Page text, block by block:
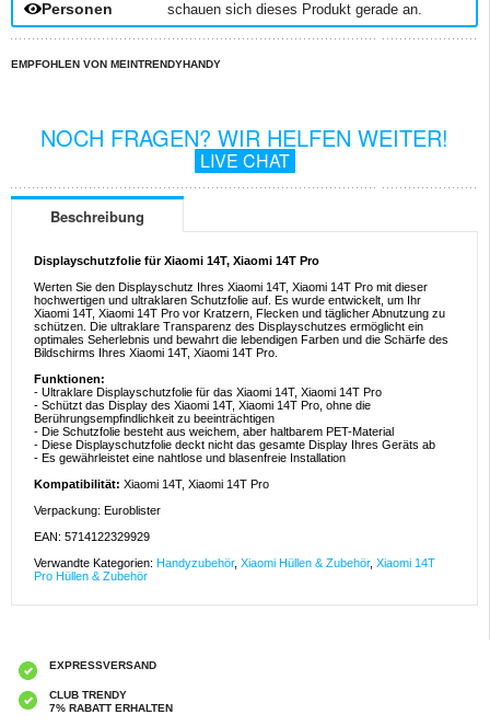
Personen schauen sich dieses Produkt gerade an.
EMPFOHLEN VON MEINTRENDYHANDY
NOCH FRAGEN? WIR HELFEN WEITER!
LIVE CHAT
Beschreibung
Displayschutzfolie für Xiaomi 14T, Xiaomi 14T Pro
Werten Sie den Displayschutz Ihres Xiaomi 14T, Xiaomi 14T Pro mit dieser
hochwertigen und ultraklaren Schutzfolie auf. Es wurde entwickelt, um Ihr
Xiaomi 14T, Xiaomi 14T Pro vor Kratzern, Flecken und täglicher Abnutzung zu
schützen. Die ultraklare Transparenz des Displayschutzes ermöglicht ein
optimales Seherlebnis und bewahrt die lebendigen Farben und die Schärfe des
Bildschirms Ihres Xiaomi 14T, Xiaomi 14T Pro.
Funktionen:
- Ultraklare Displayschutzfolie für das Xiaomi 14T, Xiaomi 14T Pro
- Schützt das Display des Xiaomi 14T, Xiaomi 14T Pro, ohne die
Berührungsempfindlichkeit zu beeinträchtigen
- Die Schutzfolie besteht aus weichem, aber haltbarem PET-Material
- Diese Displayschutzfolie deckt nicht das gesamte Display Ihres Geräts ab
- Es gewährleistet eine nahtlose und blasenfreie Installation
Kompatibilität: Xiaomi 14T, Xiaomi 14T Pro
Verpackung: Euroblister
EAN: 5714122329929
Verwandte Kategorien: Handyzubehör, Xiaomi Hüllen & Zubehör, Xiaomi 14T
Pro Hüllen & Zubehör
EXPRESSVERSAND
CLUB TRENDY
7% RABATT ERHALTEN